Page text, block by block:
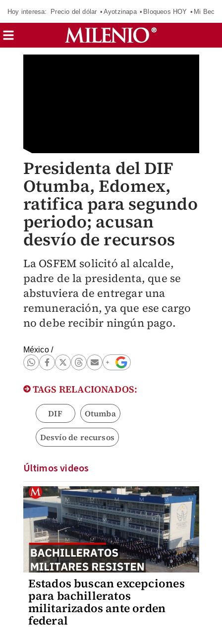
Hoy interesa: Precio del dólar Ayotzinapa Bloqueos HOY Mi Beca
Presidenta del DIF
Otumba, Edomex,
ratifica para segundo
periodo; acusan
desvío de recursos
La OSFEM solicitó al alcalde,
padre de la presidenta, que se
abstuviera de entregar una
remuneración, ya que ese cargo
no debe recibir ningún pago.
México/
TAGS RELACIONADOS:
DIF Otumba
Desvío de recursos
Últimos videos
Estados buscan excepciones
para bachilleratos
militarizados ante orden
federal